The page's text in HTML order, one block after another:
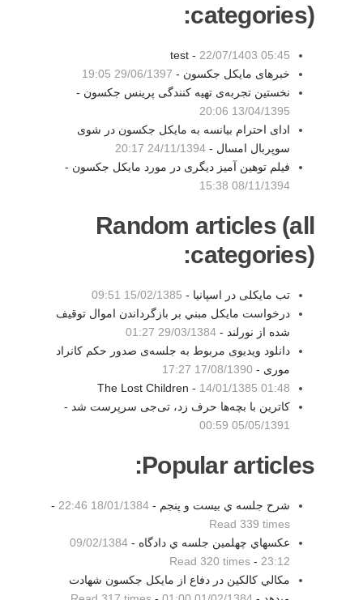
categories):
test - 22/07/1403 05:45
خبرهای مایکل جکسون - 29/06/1397 19:05
نخستین تجربه‌ی تهیه کنندگی پرینس جکسون -
13/04/1395 20:06
ادای احترام بیانسه به مایکل جکسون در شوی
سوپربال امسال - 24/11/1394 20:17
فیلم توهین آمیز دیگری در مورد مایکل جکسون -
08/11/1394 15:38
Random articles (all
categories):
تب مایکلی در اسپانیا - 15/02/1385 09:51
درخواست مايكل مبني بر بازگرداندن اموال توقيف
شده از نورلند - 29/03/1384 01:27
دانلود ویدیوی مربوط به جلسه‌ی صدور حکم کانراد
موری - 17/08/1390 17:27
The Lost Children - 14/01/1385 01:48
کاترین با بچه‌ها حرف زد، تی‌جی سرپرست شد -
05/05/1391 00:59
Popular articles:
شرح جلسه ي بيست و پنجم - 18/01/1384 22:46
-
Read 339 times
عكسهاي چهلمين جلسه ي دادگاه - 09/02/1384
23:12
-
Read 320 times
مكالي كالكين در دفاع از مايكل جكسون شهادت